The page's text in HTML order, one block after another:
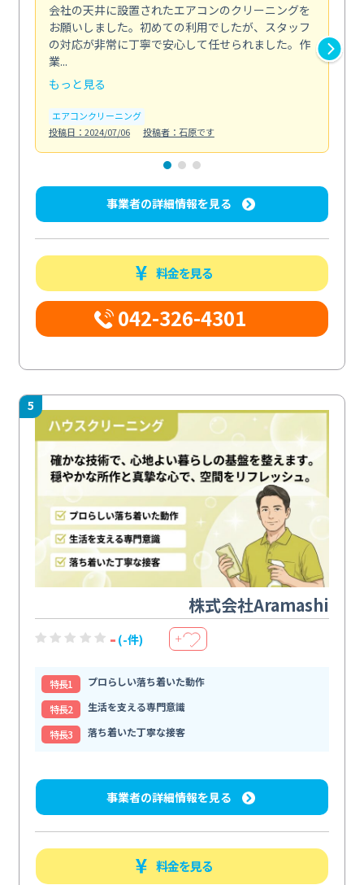
会社の天井に設置されたエアコンのクリーニングを
お願いしました。初めての利用でしたが、スタッフ
の対応が非常に丁寧で安心して任せられました。作
業...
もっと見る
エアコンクリーニング
投稿日：2024/07/06
投稿者：石原です
事業者の詳細情報を見る
料金を見る
042-326-4301
5
株式会社Aramashi
- (-件) ＋
特⻑1
プロらしい落ち着いた動作
特⻑2
生活を支える専門意識
特⻑3
落ち着いた丁寧な接客
事業者の詳細情報を見る
料金を見る